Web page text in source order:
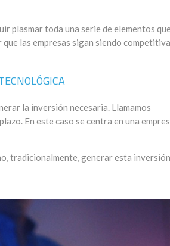
plasmar toda una serie de elementos
las empresas sigan siendo
la inversión necesaria. Llamamos
En este caso se centra en una
tradicionalmente, generar esta inversión